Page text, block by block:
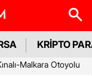
KRİPTO
Malkara Otoyolu